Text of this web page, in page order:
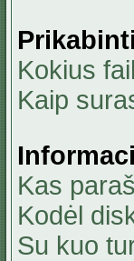
Kokius
Kaip
Kas
Kodėl
Su kuo